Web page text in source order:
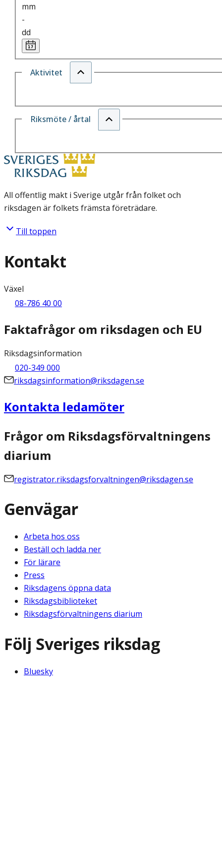
mm
-
dd
Aktivitet
Riksmöte / årtal
All offentlig makt i Sverige utgår från folket och
riksdagen är folkets främsta företrädare.
Till toppen
Kontakt
Växel
08-786 40 00
Faktafrågor om riksdagen och EU
Riksdagsinformation
020-349 000
riksdagsinformation@riksdagen.se
Kontakta ledamöter
Frågor om Riksdagsförvaltningens
diarium
registrator.riksdagsforvaltningen@riksdagen.se
Genvägar
Arbeta hos oss
Beställ och ladda ner
För lärare
Press
Riksdagens öppna data
Riksdagsbiblioteket
Riksdagsförvaltningens diarium
Följ Sveriges riksdag
Bluesky